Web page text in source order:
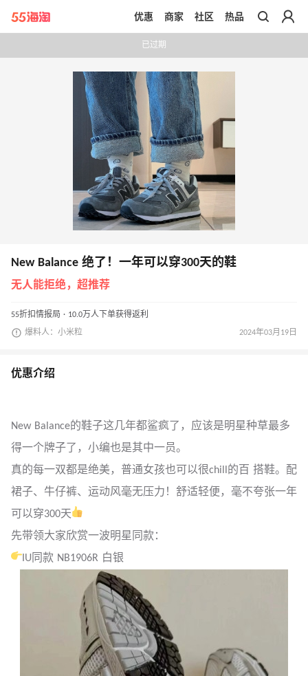
带你去官网买正品
优惠 商家 社区 热品
已过期
New Balance 绝了！一年可以穿300天的鞋
无人能拒绝，超推荐
55折扣情报局 · 10.0万人下单获得返利
爆料人：小米粒 2024年03月19日
优惠介绍
New Balance的鞋子这几年都鲨疯了，应该是明星种草最多
得一个牌子了，小编也是其中一员。
真的每一双都是绝美，普通女孩也可以很chill的百 搭鞋。配
裙子、牛仔裤、运动风毫无压力！舒适轻便，毫不夸张一年
可以穿300天
先带领大家欣赏一波明星同款：
IU同款 NB1906R 白银